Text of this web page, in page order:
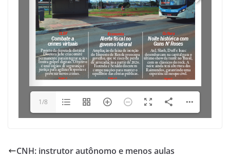
1/8
CNH: instrutor autônomo e menos aulas